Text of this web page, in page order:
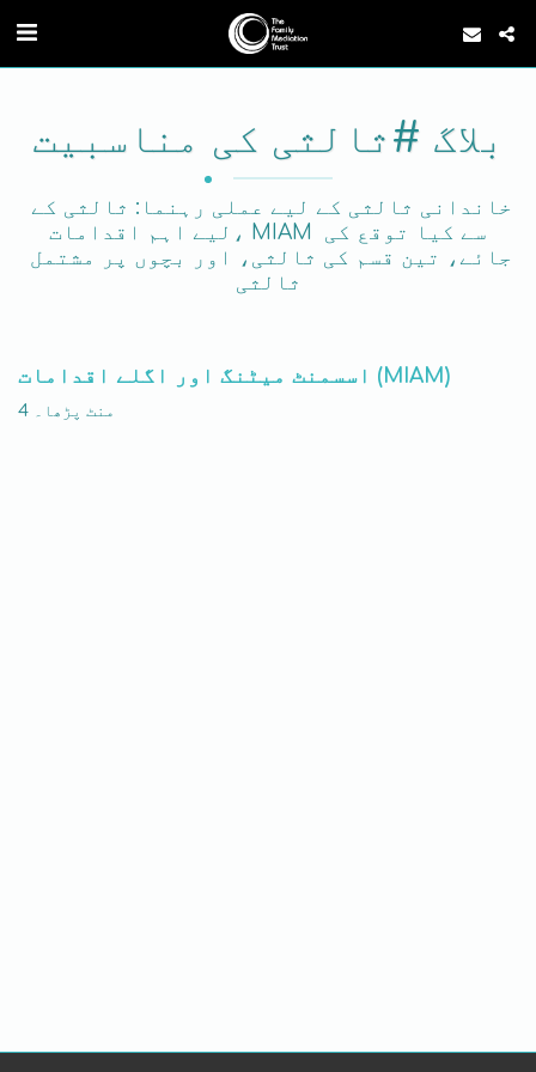
بلاگ #ثالثی کی مناسبیت
لیے اہم اقدامات، MIAM سے کیا توقع کی
ثالثی
اسسمنٹ میٹنگ اور اگلے اقدامات (MIAM)
4 منٹ پڑھا۔